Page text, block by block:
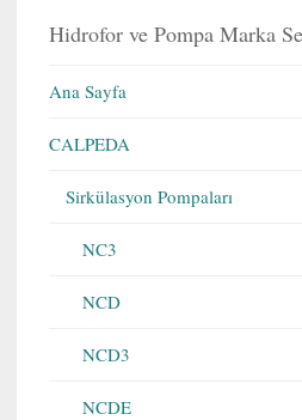
Hidrofor ve Pompa Marka
Ana Sayfa
CALPEDA
Sirkülasyon Pompaları
NC3
NCD
NCD3
NCDE